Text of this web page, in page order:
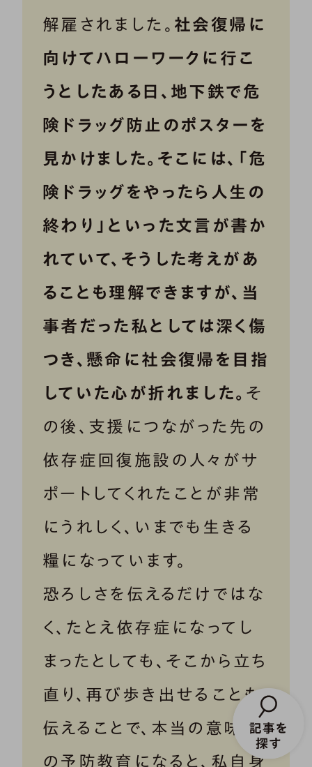
解雇されました。 社会復帰に
向けてハローワークに行こ
うとしたある日、地下鉄で危
険ドラッグ防止のポスターを
見かけました。そこには、「危
険ドラッグをやったら人生の
終わり」といった文言が書か
れていて、そうした考えがあ
ることも理解できますが、当
事者だった私としては深く傷
つき、懸命に社会復帰を目指
していた心が折れました。 そ
の後、支援につながった先の
依存症回復施設の人々がサ
ポートしてくれたことが非常
にうれしく、いまでも生きる
糧になっています。
恐ろしさを伝えるだけではな
く、たとえ依存症になってし
まったとしても、そこから立ち
直り、再び歩き出せることも
伝えることで、本当の意味で
の予防教育になると、私自身